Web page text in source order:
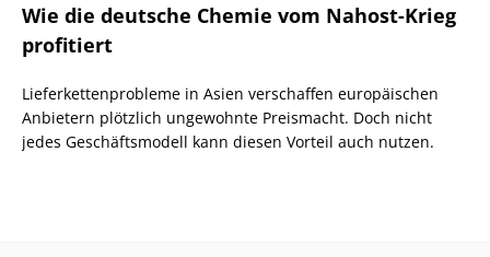
Wie die deutsche Chemie vom Nahost-Krieg
profitiert
Lieferkettenprobleme in Asien verschaffen europäischen
Anbietern plötzlich ungewohnte Preismacht. Doch nicht
jedes Geschäftsmodell kann diesen Vorteil auch nutzen.